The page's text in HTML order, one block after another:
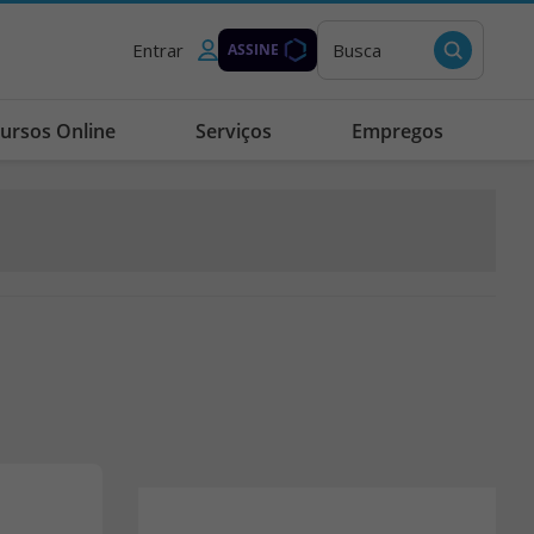
Entrar ASSINE Busca
Online Serviços Empregos